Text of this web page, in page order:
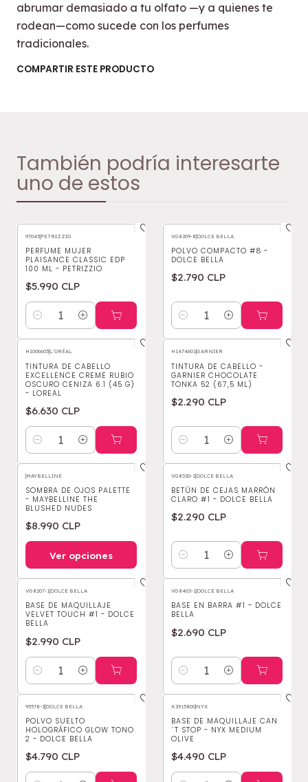
abrumar demasiado a tu olfato —y a quienes te
rodean—como sucede con los perfumes
tradicionales.
COMPARTIR ESTE PRODUCTO
También podría interesarte
uno de estos
97045|PETRIZZIO
PERFUME MUJER
PLAISANCE CLASSIC EDP
100 ML - PETRIZZIO
$5.990 CLP
Cantidad
VG8209-8|DOLCE BELLA
POLVO COMPACTO #8 -
DOLCE BELLA
$2.790 CLP
Cantidad
H1006605|L'ORÉAL
TINTURA DE CABELLO
EXCELLENCE CREME RUBIO
OSCURO CENIZA 6.1 (45 G)
- LOREAL
$6.630 CLP
Cantidad
H1474601|GARNIER
TINTURA DE CABELLO -
GARNIER CHOCOLATE
TONKA 52 (67,5 ML)
$2.290 CLP
Cantidad
|MAYBELLINE
SOMBRA DE OJOS PALETTE
- MAYBELLINE THE
BLUSHED NUDES
$8.990 CLP
Ver opciones
VG8320-1|DOLCE BELLA
BETÚN DE CEJAS MARRÓN
CLARO #1 - DOLCE BELLA
$2.290 CLP
Cantidad
VG8207-1|DOLCE BELLA
BASE DE MAQUILLAJE
VELVET TOUCH #1 - DOLCE
BELLA
$2.990 CLP
Cantidad
VG8403-1|DOLCE BELLA
BASE EN BARRA #1 - DOLCE
BELLA
$2.690 CLP
Cantidad
95578-2|DOLCE BELLA
POLVO SUELTO
HOLOGRÁFICO GLOW TONO
2 - DOLCE BELLA
$4.790 CLP
K2915800|NYX
BASE DE MAQUILLAJE CAN
´T STOP - NYX MEDIUM
OLIVE
$4.490 CLP